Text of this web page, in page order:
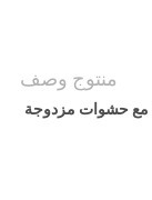
منتوج وصف
مع حشوات مزدوجة